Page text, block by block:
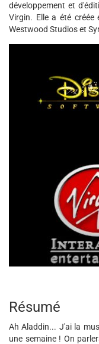
développement et
Virgin. Elle a été créée
Westwood Studios et
Résumé
Ah Aladdin... J'ai la
une semaine ! On